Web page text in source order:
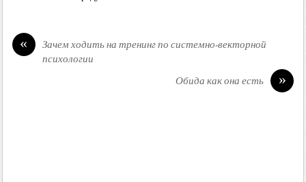
«
Зачем ходить на тренинг по системно-векторной
психологии
»
Обида как она есть